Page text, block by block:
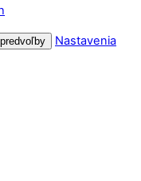
Nastavenia